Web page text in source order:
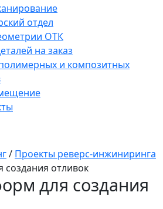
отдел
ОТК
на заказ
и композитных
/ Проекты реверс-инжиниринга
отливок
для создания